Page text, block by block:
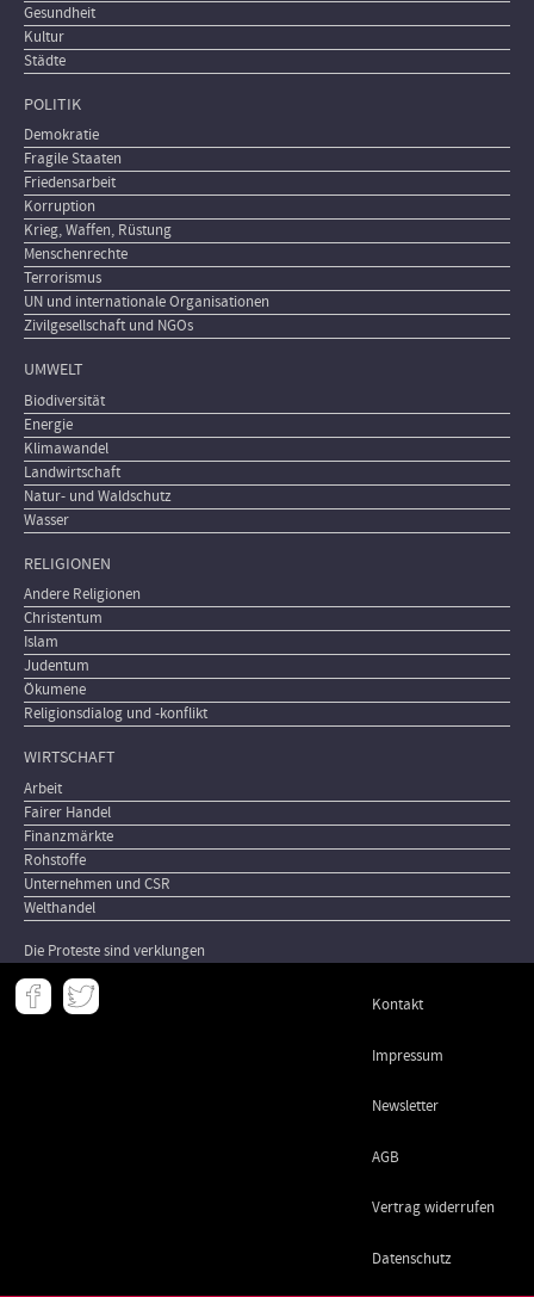
Gesundheit
Kultur
Städte
POLITIK
Demokratie
Fragile Staaten
Friedensarbeit
Korruption
Krieg, Waffen, Rüstung
Menschenrechte
Terrorismus
UN und internationale Organisationen
Zivilgesellschaft und NGOs
UMWELT
Biodiversität
Energie
Klimawandel
Landwirtschaft
Natur- und Waldschutz
Wasser
RELIGIONEN
Andere Religionen
Christentum
Islam
Judentum
Ökumene
Religionsdialog und -konflikt
WIRTSCHAFT
Arbeit
Fairer Handel
Finanzmärkte
Rohstoffe
Unternehmen und CSR
Welthandel
Die Proteste sind verklungen
Meta
- Kontakt
Impressum
Newsletter
AGB
Vertrag widerrufen
Datenschutz